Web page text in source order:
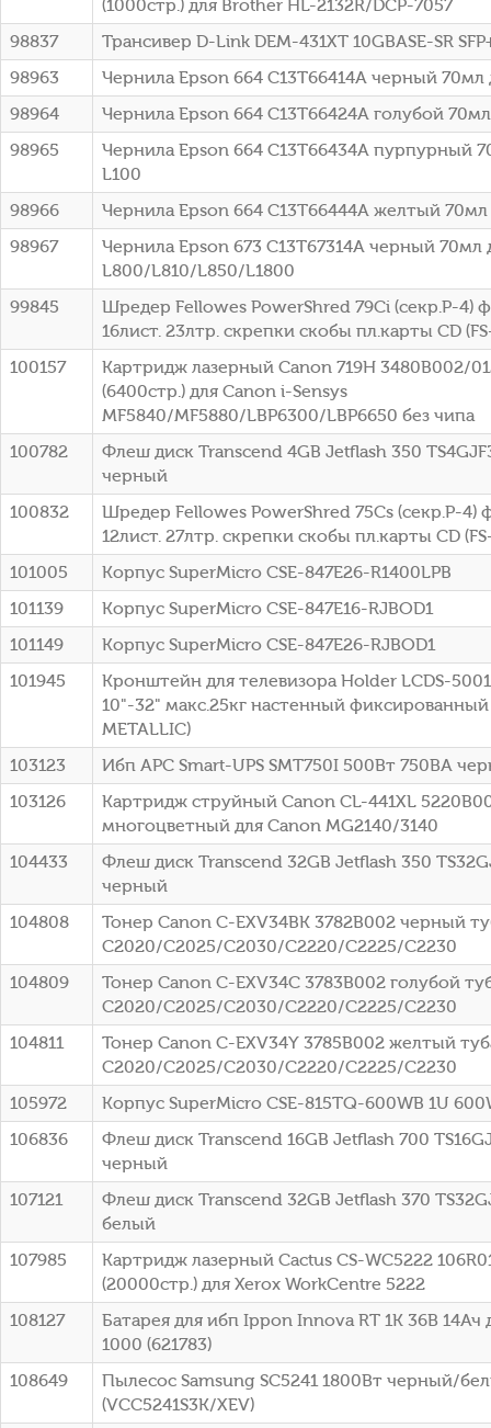
(1000стр.) для Brother HL-2132R/DCP-7057
98837
Трансивер D-Link DEM-431XT 10GBASE-SR
98963
Чернила Epson 664 C13T66414A черный 70мл
98964
Чернила Epson 664 C13T66424A голубой
98965
Чернила Epson 664 C13T66434A пурпурный
L100
98966
Чернила Epson 664 C13T66444A желтый 70мл
98967
Чернила Epson 673 C13T67314A черный 70мл
L800/L810/L850/L1800
99845
Шредер Fellowes PowerShred 79Ci (секр.P-4)
16лист. 23лтр. скрепки скобы пл.карты CD
100157
Картридж лазерный Canon 719H 3480B002/
(6400стр.) для Canon i-Sensys
MF5840/MF5880/LBP6300/LBP6650 без чипа
100782
Флеш диск Transcend 4GB Jetflash 350
черный
100832
Шредер Fellowes PowerShred 75Cs (секр.P-4)
12лист. 27лтр. скрепки скобы пл.карты CD
101005
Корпус SuperMicro CSE-847E26-R1400LPB
101139
Корпус SuperMicro CSE-847E16-RJBOD1
101149
Корпус SuperMicro CSE-847E26-RJBOD1
101945
Кронштейн для телевизора Holder LCDS-
10"-32" макс.25кг настенный фиксированный
METALLIC)
103123
Ибп APC Smart-UPS SMT750I 500Вт 750ВА
103126
Картридж струйный Canon CL-441XL
многоцветный для Canon MG2140/3140
104433
Флеш диск Transcend 32GB Jetflash 350
черный
104808
Тонер Canon C-EXV34BK 3782B002 черный
C2020/C2025/C2030/C2220/C2225/C2230
104809
Тонер Canon C-EXV34C 3783B002 голубой
C2020/C2025/C2030/C2220/C2225/C2230
104811
Тонер Canon C-EXV34Y 3785B002 желтый
C2020/C2025/C2030/C2220/C2225/C2230
105972
Корпус SuperMicro CSE-815TQ-600WB 1U
106836
Флеш диск Transcend 16GB Jetflash 700
черный
107121
Флеш диск Transcend 32GB Jetflash 370
белый
107985
Картридж лазерный Cactus CS-WC5222
(20000стр.) для Xerox WorkCentre 5222
108127
Батарея для ибп Ippon Innova RT 1K 36В 14Ач
1000 (621783)
108649
Пылесос Samsung SC5241 1800Вт черный/
(VCC5241S3K/XEV)